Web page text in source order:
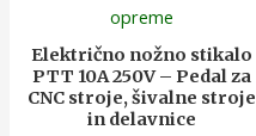
Električno nožno stikalo
PTT 10A 250V – Pedal za
CNC stroje, šivalne stroje
in delavnice